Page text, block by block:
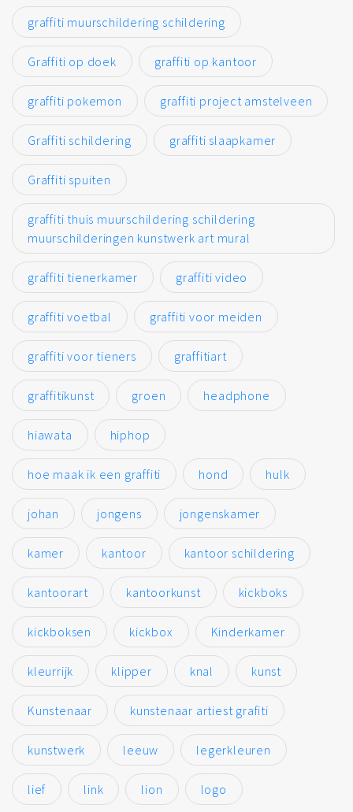
graffiti muurschildering schildering
Graffiti op doek graffiti op kantoor
graffiti pokemon graffiti project amstelveen
Graffiti schildering graffiti slaapkamer
Graffiti spuiten
graffiti thuis muurschildering schildering
muurschilderingen kunstwerk art mural
graffiti tienerkamer graffiti video
graffiti voetbal graffiti voor meiden
graffiti voor tieners graffitiart
graffitikunst groen headphone
hiawata hiphop
hoe maak ik een graffiti hond hulk
johan jongens jongenskamer
kamer kantoor kantoor schildering
kantoorart kantoorkunst kickboks
kickboksen kickbox Kinderkamer
kleurrijk klipper knal kunst
Kunstenaar kunstenaar artiest grafiti
kunstwerk leeuw legerkleuren
lief link lion logo